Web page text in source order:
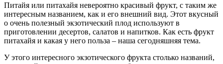
Питайя или питахайя невероятно красивый фрукт, с таким же
интересным названием, как и его внешний вид. Этот вкусный
о очень полезный экзотический плод используют в
приготовлении десертов, салатов и напитков. Как есть фрукт
питахайя и какая у него польза – наша сегодняшняя тема.
У этого интересного экзотического фрукта столько названий,